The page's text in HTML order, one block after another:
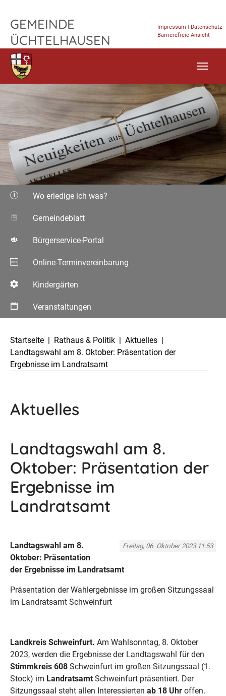
GEMEINDE
ÜCHTELHAUSEN
Impressum | Datenschutz
Barrierefreie Ansicht
Wo erledige ich was?
Gemeindeblatt
Bürgerservice-Portal
Online-Terminvereinbarung
Kindergärten
Veranstaltungen
Startseite
Rathaus & Politik
Aktuelles
Landtagswahl am 8. Oktober: Präsentation der
Ergebnisse im Landratsamt
Aktuelles
Landtagswahl am 8.
Oktober: Präsentation der
Ergebnisse im
Landratsamt
Freitag, 06. Oktober 2023 11:53
Landtagswahl am 8.
Oktober: Präsentation
der Ergebnisse im Landratsamt
Präsentation der Wahlergebnisse im großen Sitzungssaal
im Landratsamt Schweinfurt
Landkreis Schweinfurt. Am Wahlsonntag, 8. Oktober
2023, werden die Ergebnisse der Landtagswahl für den
Stimmkreis 608 Schweinfurt im großen Sitzungssaal (1.
Stock) im Landratsamt Schweinfurt präsentiert. Der
Sitzungssaal steht allen Interessierten ab 18 Uhr offen.